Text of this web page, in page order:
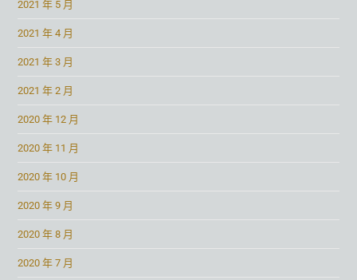
2021 年 5 月
2021 年 4 月
2021 年 3 月
2021 年 2 月
2020 年 12 月
2020 年 11 月
2020 年 10 月
2020 年 9 月
2020 年 8 月
2020 年 7 月